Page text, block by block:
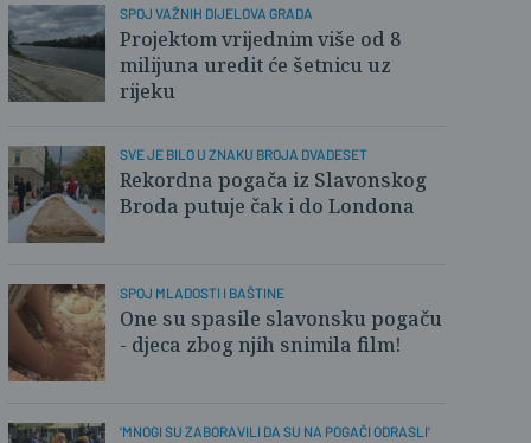
SPOJ VAŽNIH DIJELOVA GRADA
Projektom vrijednim više od 8
milijuna uredit će šetnicu uz
rijeku
SVE JE BILO U ZNAKU BROJA DVADESET
Rekordna pogača iz Slavonskog
Broda putuje čak i do Londona
SPOJ MLADOSTI I BAŠTINE
One su spasile slavonsku pogaču
- djeca zbog njih snimila film!
'MNOGI SU ZABORAVILI DA SU NA POGAČI ODRASLI'